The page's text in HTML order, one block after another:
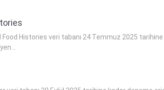
Food Histories veri tabanı 24 Temmuz 2025